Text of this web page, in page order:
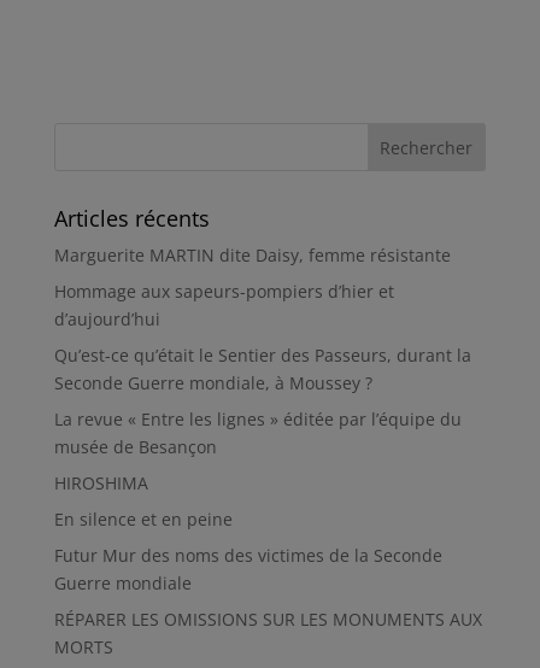
Articles récents
Marguerite MARTIN dite Daisy, femme résistante
Hommage aux sapeurs-pompiers d’hier et
d’aujourd’hui
Qu’est-ce qu’était le Sentier des Passeurs, durant la
Seconde Guerre mondiale, à Moussey ?
La revue « Entre les lignes » éditée par l’équipe du
musée de Besançon
HIROSHIMA
En silence et en peine
Futur Mur des noms des victimes de la Seconde
Guerre mondiale
RÉPARER LES OMISSIONS SUR LES MONUMENTS AUX
MORTS